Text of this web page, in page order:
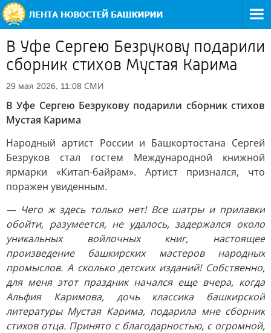
В Уфе Сергею Безрукову подарили
сборник стихов Мустая Карима
29 мая 2026, 11:08 СМИ
В Уфе Сергею Безрукову подарили сборник стихов
Мустая Карима
Народный артист России и Башкортостана Сергей
Безруков стал гостем Международной книжной
ярмарки «Китап-байрам». Артист признался, что
поражен увиденным.
— Чего ж здесь только нет! Все шатры и прилавки
обойти, разумеется, не удалось, задержался около
уникальных войлочных книг, настоящее
произведение башкирских мастеров народных
промыслов. А сколько детских изданий! Собственно,
для меня этот праздник начался еще вчера, когда
Альфия Каримова, дочь классика башкирской
литературы Мустая Карима, подарила мне сборник
стихов отца. Принято с благодарностью, с огромной,